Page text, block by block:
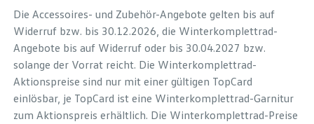
Die Accessoires- und Zubehör-Angebote gelten bis auf
Widerruf bzw. bis 30.12.2026, die Winterkomplettrad-
Angebote bis auf Widerruf oder bis 30.04.2027 bzw.
solange der Vorrat reicht. Die Winterkomplettrad-
Aktionspreise sind nur mit einer gültigen TopCard
einlösbar, je TopCard ist eine Winterkomplettrad-Garnitur
zum Aktionspreis erhältlich. Die Winterkomplettrad-Preise